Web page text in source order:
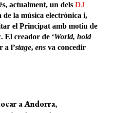
actualment, un delsDJ
la música electrònica i,
el Principat amb motiu de
El creador de ‘World, hold
a l’stage, ens va concedir
a Andorra,